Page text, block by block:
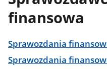
finansowa
Sprawozdania
Sprawozdania